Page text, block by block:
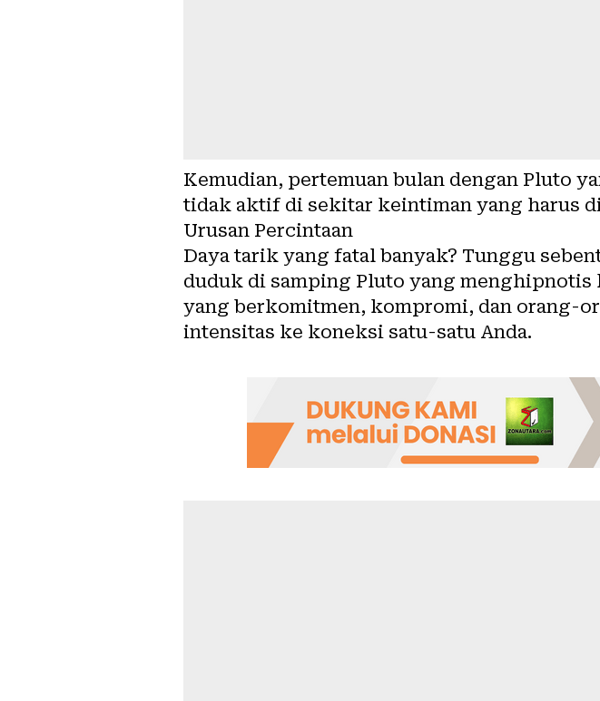
Kemudian, pertemuan bulan dengan Pluto
tidak aktif di sekitar keintiman yang harus
Urusan Percintaan
Daya tarik yang fatal banyak? Tunggu
duduk di samping Pluto yang
yang berkomitmen, kompromi, dan orang-
intensitas ke koneksi satu-satu Anda.